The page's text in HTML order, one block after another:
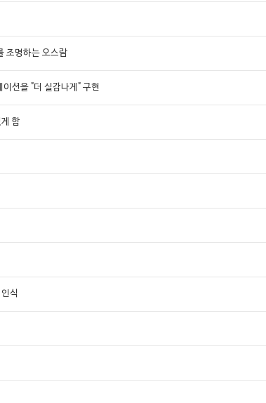
조명하는 오스람
션을 "더 실감나게" 구현
함
식